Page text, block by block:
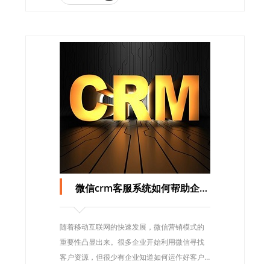
微信crm客服系统如何帮助企业做好客户关系管理？
随着移动互联网的快速发展，微信营销模式的
重要性凸显出来。很多企业开始利用微信寻找
客户资源，但很少有企业知道如何运作好客户